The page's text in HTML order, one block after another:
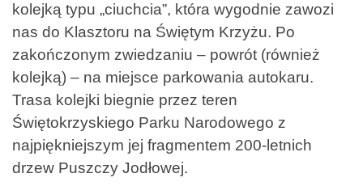
kolejką typu „ciuchcia”, która wygodnie zawozi
nas do Klasztoru na Świętym Krzyżu. Po
zakończonym zwiedzaniu – powrót (również
kolejką) – na miejsce parkowania autokaru.
Trasa kolejki biegnie przez teren
Świętokrzyskiego Parku Narodowego z
najpiękniejszym jej fragmentem 200-letnich
drzew Puszczy Jodłowej.